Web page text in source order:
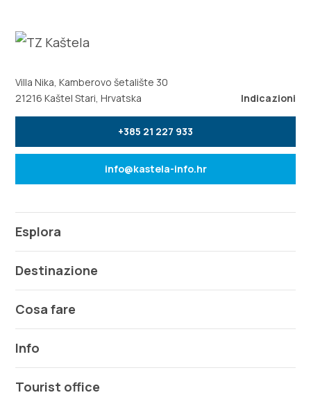
Villa Nika, Kamberovo šetalište 30
21216 Kaštel Stari, Hrvatska
Indicazioni
+385 21 227 933
info@kastela-info.hr
Esplora
Destinazione
Cosa fare
Info
Tourist office